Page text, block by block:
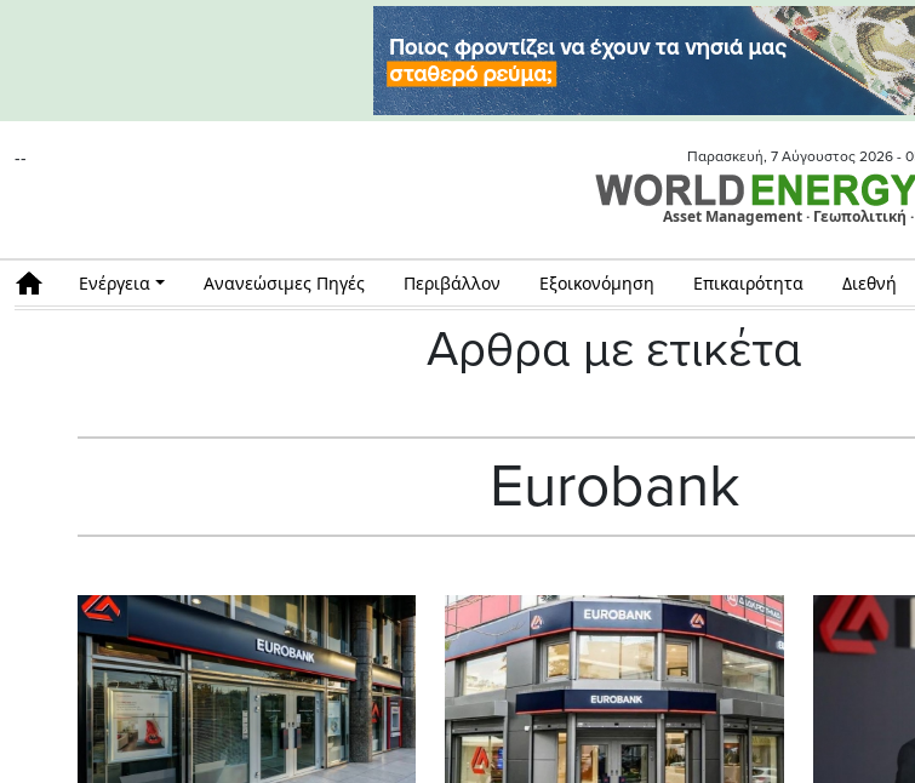
-- Παρασκευή, 7 Αύγουστος 2026 -
Asset Management · Γεωπολιτική
Ενέργεια Ανανεώσιμες Πηγές Περιβάλλον Εξοικονόμηση Επικαιρότητα Διεθνή
Αρθρα με ετικέτα
Eurobank